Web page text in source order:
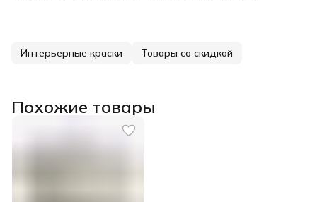
Интерьерные краски Товары со скидкой
Похожие товары